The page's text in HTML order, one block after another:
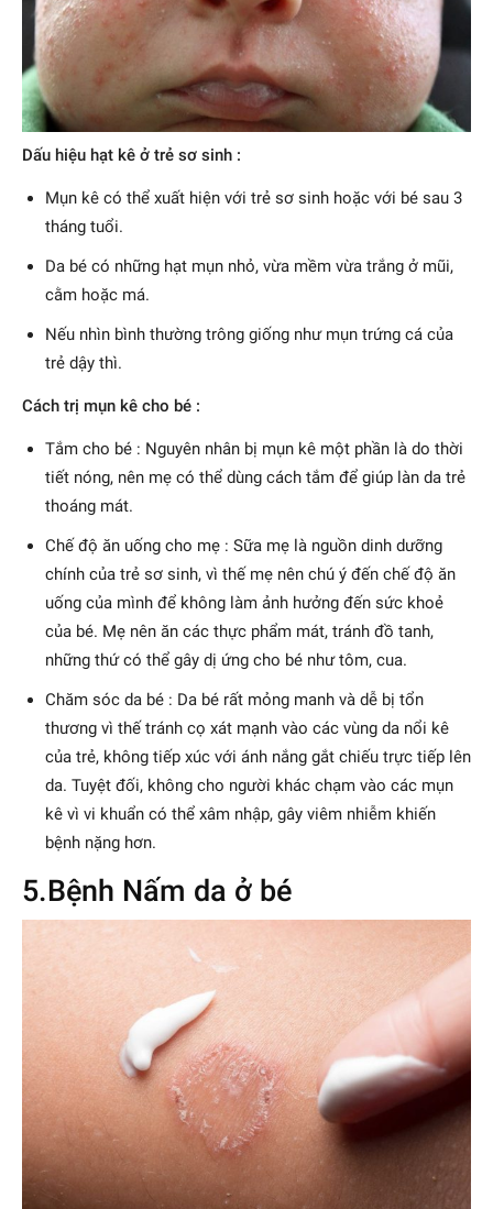
Dấu hiệu hạt kê ở trẻ sơ sinh :
Mụn kê có thể xuất hiện với trẻ sơ sinh hoặc với bé sau 3
tháng tuổi.
Da bé có những hạt mụn nhỏ, vừa mềm vừa trắng ở mũi,
cằm hoặc má.
Nếu nhìn bình thường trông giống như mụn trứng cá của
trẻ dậy thì.
Cách trị mụn kê cho bé :
Tắm cho bé : Nguyên nhân bị mụn kê một phần là do thời
tiết nóng, nên mẹ có thể dùng cách tắm để giúp làn da trẻ
thoáng mát.
Chế độ ăn uống cho mẹ : Sữa mẹ là nguồn dinh dưỡng
chính của trẻ sơ sinh, vì thế mẹ nên chú ý đến chế độ ăn
uống của mình để không làm ảnh hưởng đến sức khoẻ
của bé. Mẹ nên ăn các thực phẩm mát, tránh đồ tanh,
những thứ có thể gây dị ứng cho bé như tôm, cua.
Chăm sóc da bé : Da bé rất mỏng manh và dễ bị tổn
thương vì thế tránh cọ xát mạnh vào các vùng da nổi kê
của trẻ, không tiếp xúc với ánh nắng gắt chiếu trực tiếp lên
da. Tuyệt đối, không cho người khác chạm vào các mụn
kê vì vi khuẩn có thể xâm nhập, gây viêm nhiễm khiến
bệnh nặng hơn.
5.Bệnh Nấm da ở bé